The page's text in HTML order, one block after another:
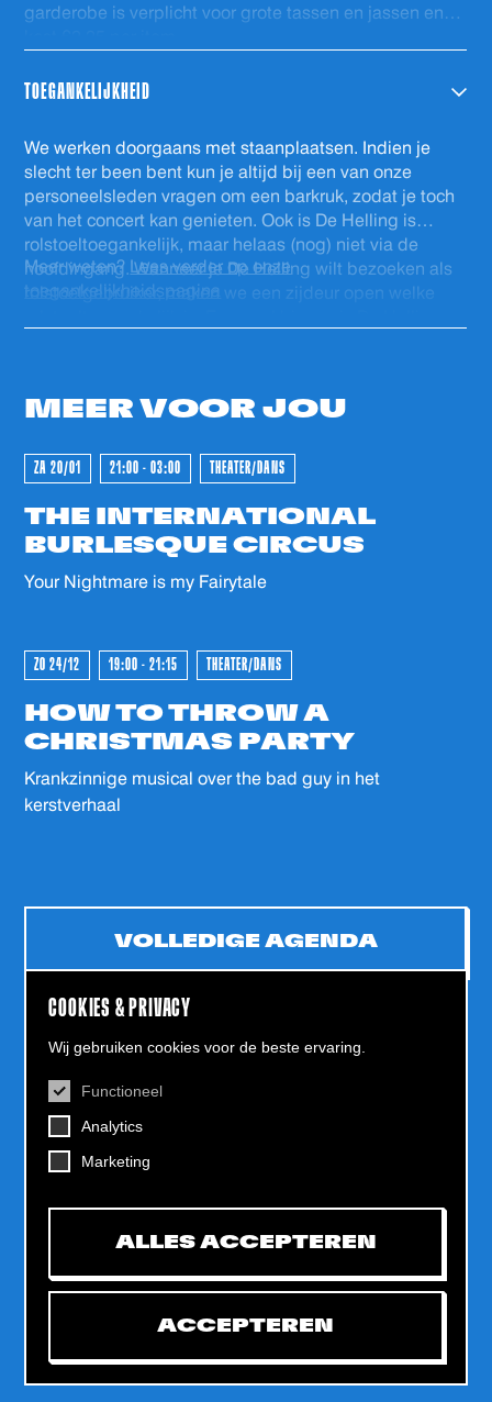
COOKIES & PRIVACY
Wij gebruiken cookies voor de beste ervaring.
Functioneel
Analytics
Marketing
ALLES ACCEPTEREN
ACCEPTEREN
garderobe is verplicht voor grote tassen en jassen en
TOEGANKELIJKHEID
We werken doorgaans met staanplaatsen. Indien je
slecht ter been bent kun je altijd bij een van onze
personeelsleden vragen om een barkruk, zodat je toch
van het concert kan genieten. Ook is De Helling is
rolstoeltoegankelijk, maar helaas (nog) niet via de
hoofdingang. Wanneer je De Helling wilt bezoeken als
rolstoelgebruiker, maken we een zijdeur open welke
info@dehelling.nlof+31 (0)30 – 22 19 944
Meer weten? Lees verder op onze
toegankelijkheidspagina
MEER VOORJOU
- GEWEEST -
ZA 20/01 21:00 - 03:00 THEATER/DANS
THE INTERNATIONAL
BURLESQUE CIRCUS
Your Nightmare is my Fairytale
- GEWEEST -
ZO 24/12 19:00 - 21:15 THEATER/DANS
HOW TO THROW A
CHRISTMAS PARTY
Krankzinnige musical over the bad guy in het
kerstverhaal
VOLLEDIGE AGENDA
CONTACT
Helling 7, 3523 CB Utrecht
Toegankelijkheids­verklaringMijn tickets